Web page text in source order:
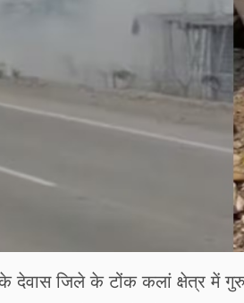
देवास जिले के टोंक कलां क्षेत्र में